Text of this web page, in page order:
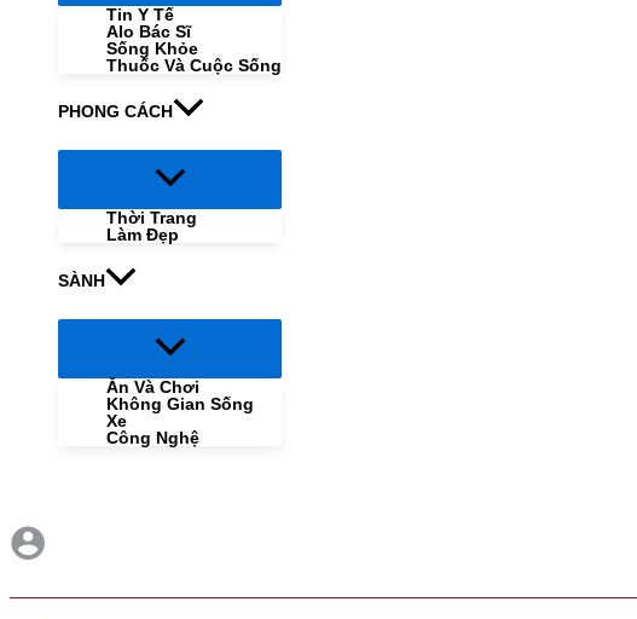
Tin Y Tế
Alo Bác Sĩ
Sống Khỏe
Thuốc Và Cuộc Sống
PHONG CÁCH
Menu
Thời Trang
Làm Đẹp
SÀNH
Menu
Ăn Và Chơi
Không Gian Sống
Xe
Công Nghệ